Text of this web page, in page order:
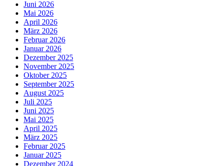
Juni 2026
Mai 2026
April 2026
März 2026
Februar 2026
Januar 2026
Dezember 2025
November 2025
Oktober 2025
September 2025
August 2025
Juli 2025
Juni 2025
Mai 2025
April 2025
März 2025
Februar 2025
Januar 2025
Dezember 2024